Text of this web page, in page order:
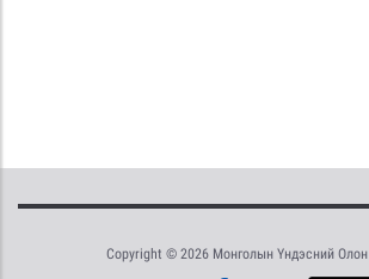
Copyright © 2026 Монголын Үндэсний Олон